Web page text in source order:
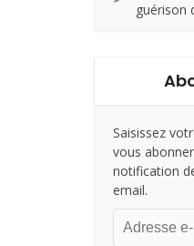
guérison
Saisissez
vous
notification
email.
Adresse
e-